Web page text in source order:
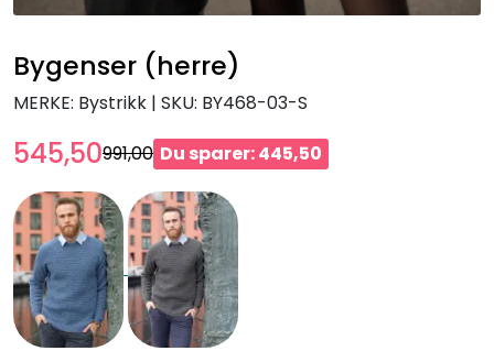
Bygenser (herre)
MERKE: Bystrikk | SKU: BY468-03-S
545,50991,00 Du sparer: 445,50